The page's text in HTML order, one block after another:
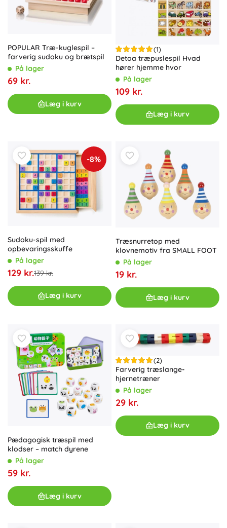
POPULAR Træ-kuglespil –
farverig sudoku og brætspil
På lager
69 kr.
Læg i kurv
(1)
Detoa træpuslespil Hvad
hører hjemme hvor
På lager
109 kr.
Læg i kurv
-8%
Sudoku-spil med
opbevaringsskuffe
På lager
129 kr.139 kr.
Læg i kurv
Træsnurretop med
klovnemotiv fra SMALL FOOT
På lager
19 kr.
Læg i kurv
Pædagogisk træspil med
klodser – match dyrene
På lager
59 kr.
Læg i kurv
(2)
Farverig træslange-
hjernetræner
På lager
29 kr.
Læg i kurv